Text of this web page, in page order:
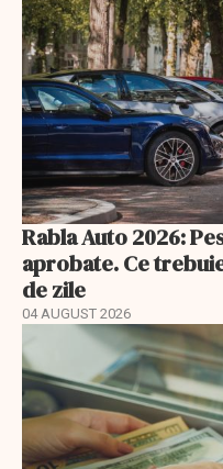
Rabla Auto 2026:
aprobate. Ce
de zile
04 AUGUST 2026